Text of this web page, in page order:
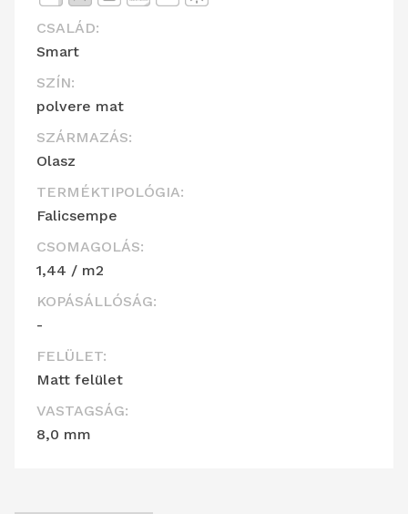
CSALÁD:
Smart
SZÍN:
polvere mat
SZÁRMAZÁS:
Olasz
TERMÉKTIPOLÓGIA:
Falicsempe
CSOMAGOLÁS:
1,44 / m2
KOPÁSÁLLÓSÁG:
-
FELÜLET:
Matt felület
VASTAGSÁG:
8,0 mm